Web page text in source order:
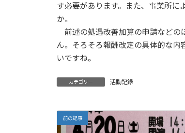
す必要があります。また、事業所に
か。
前述の処遇改善加算の申請などの
ん。そろそろ報酬改定の具体的な
いですね。
カテゴリー 活動記録
前の記事